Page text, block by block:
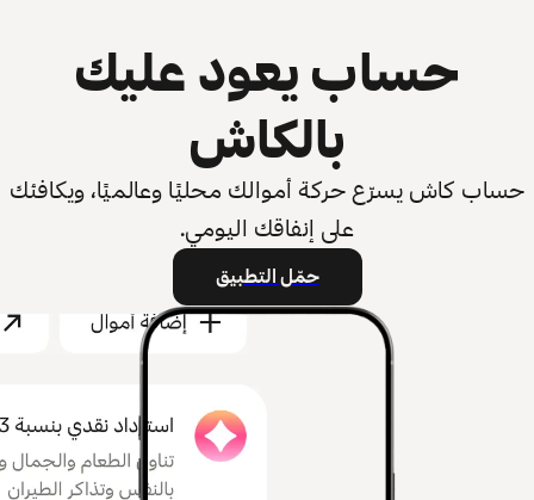
حساب يعود عليك
بالكاش
حساب كاش يسرّع حركة أموالك محليًا وعالميًا، ويكافئك
على إنفاقك اليومي.
حمّل التطبيق